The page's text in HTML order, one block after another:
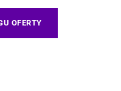
OFERTY